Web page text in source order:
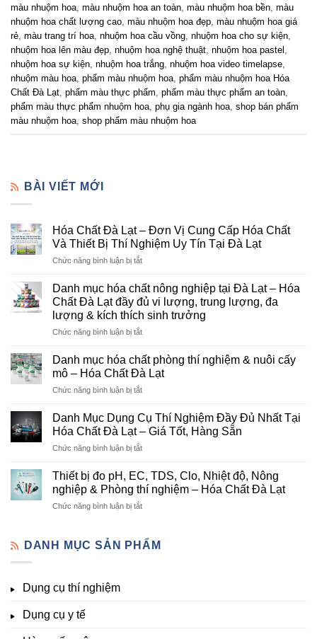
màu nhuộm hoa, màu nhuộm hoa an toàn, màu nhuộm hoa bền, màu
nhuộm hoa chất lượng cao, màu nhuộm hoa đẹp, màu nhuộm hoa giá
rẻ, màu trang trí hoa, nhuộm hoa cầu vồng, nhuộm hoa cho sự kiện,
nhuộm hoa lên màu đẹp, nhuộm hoa nghệ thuật, nhuộm hoa pastel ,
nhuộm hoa sự kiện, nhuộm hoa trắng, nhuộm hoa video timelapse,
nhuộm màu hoa, phẩm màu nhuộm hoa, phẩm màu nhuộm hoa Hóa
Chất Đà Lạt, phẩm màu thực phẩm, phẩm màu thực phẩm an toàn,
phẩm màu thực phẩm nhuộm hoa, phụ gia ngành hoa, shop bán phẩm
màu nhuộm hoa, shop phẩm màu nhuộm hoa
BÀI VIẾT MỚI
Hóa Chất Đà Lạt – Đơn Vị Cung Cấp Hóa Chất
Và Thiết Bị Thí Nghiệm Uy Tín Tại Đà Lạt
Chức năng bình luận bị tắtở
Chất
Đà
Lạt
–
Đơn
Cung
Cấp
Hóa
Chất
Thiết
Nghiệm
Tín
Tại
Danh mục hóa chất nông nghiệp tại Đà Lạt – Hóa
Chất Đà Lạt đầy đủ vi lượng, trung lượng, đa
lượng & kích thích sinh trưởng
Chức năng bình luận bị tắtở
mục
hóa
chất
nông
tại
Đà
–
Chất
Đà
đầy
lượng,
Danh mục hóa chất phòng thí nghiệm & nuôi cấy
mô – Hóa Chất Đà Lạt
Chức năng bình luận bị tắtở
mục
hóa
chất
phòng
nghiệm
&
cấy
Hóa
Danh Mục Dụng Cụ Thí Nghiệm Đầy Đủ Nhất Tại
Hóa Chất Đà Lạt – Giá Tốt, Hàng Sẵn
Chức năng bình luận bị tắtở
Mục
Dụng
Cụ
Thí
Đủ
Thiết bị đo pH, EC, TDS, Clo, Nhiệt độ, Nông
nghiệp & Phòng thí nghiệm – Hóa Chất Đà Lạt
Chức năng bình luận bị tắtở
đo
DANH MỤC SẢN PHẨM
Dụng cụ thí nghiệm
Dụng cụ y tế